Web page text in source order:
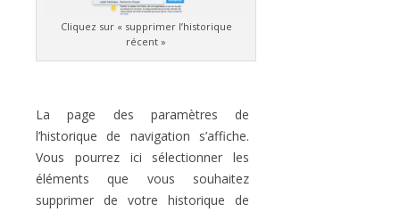
Cliquez sur « supprimer l’historique
récent »
La page des paramètres de
l’historique de navigation s’affiche.
Vous pourrez ici sélectionner les
éléments que vous souhaitez
supprimer de votre historique de